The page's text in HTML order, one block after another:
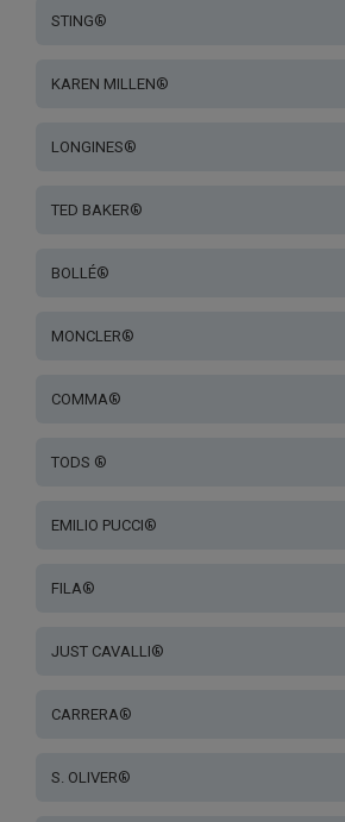
STING®
KAREN MILLEN®
LONGINES®
TED BAKER®
BOLLÉ®
MONCLER®
COMMA®
TODS ®
EMILIO PUCCI®
FILA®
JUST CAVALLI®
CARRERA®
S. OLIVER®